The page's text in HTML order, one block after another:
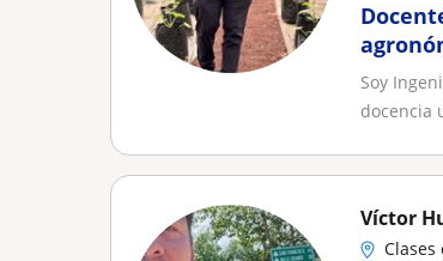
Soy
docencia
Víctor